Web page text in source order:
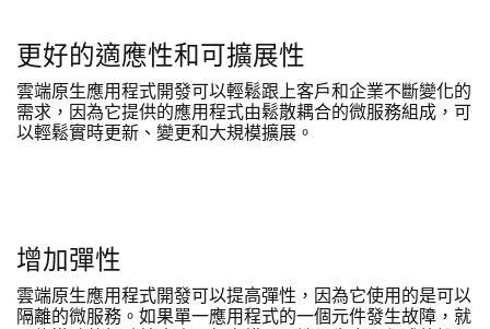
更好的適應性和可擴展性
雲端原生應用程式開發可以輕鬆跟上客戶和企業不斷變化的
需求，因為它提供的應用程式由鬆散耦合的微服務組成，可
以輕鬆實時更新、變更和大規模擴展。
增加彈性
雲端原生應用程式開發可以提高彈性，因為它使用的是可以
隔離的微服務。如果單一應用程式的一個元件發生故障，就